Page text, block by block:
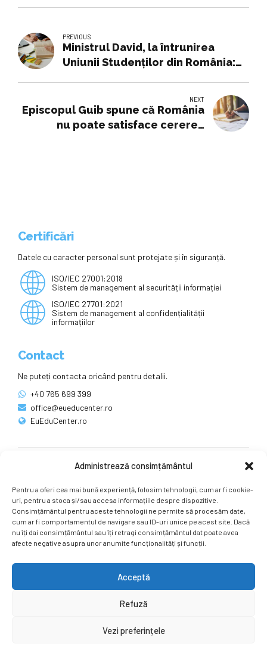
Administrează consimțământul
Pentru a oferi cea mai bună experiență, folosim tehnologii, cum ar fi cookie-
uri, pentru a stoca și/sau accesa informațiile despre dispozitive.
Consimțământul pentru aceste tehnologii ne permite să procesăm date,
cum ar fi comportamentul de navigare sau ID-uri unice pe acest site. Dacă
nu îți dai consimțământul sau îți retragi consimțământul dat poate avea
afecte negative asupra unor anumite funcționalități și funcții.
Acceptă
Refuză
Vezi preferințele
PREVIOUS
Ministrul David, la întrunirea
Uniunii Studenților din România:
NEXT
Episcopul Guib spune că România
nu poate satisface cererea
Certificări
Datele cu caracter personal sunt protejate și în siguranță.
ISO/IEC 27001:2018
Sistem de management al securității informației
ISO/IEC 27701:2021
Sistem de management al confidențialității
informațiilor
Contact
Ne puteți contacta oricând pentru detalii.
+40 765 699 399
office@eueducenter.ro
EuEduCenter.ro
Ne puteți găsi și pe rețelele sociale.